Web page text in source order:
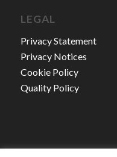
LEGAL
Privacy Statement
Privacy Notices
Cookie Policy
Quality Policy